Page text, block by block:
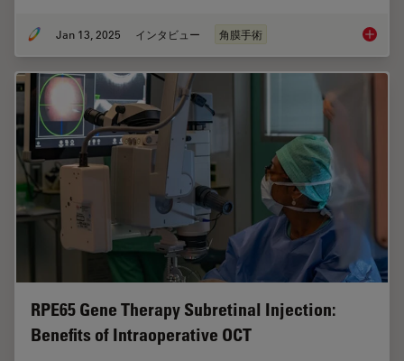
Jan 13, 2025 インタビュー 角膜手術 How
RPE65 Gene Therapy Subretinal Injection:
Benefits of Intraoperative OCT